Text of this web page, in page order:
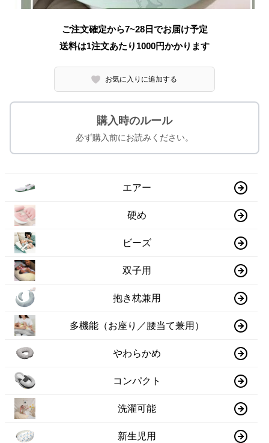
ご注文確定から7~28日でお届け予定
送料は1注文あたり 1000円かかります
お気に入りに追加する
購入時のルール
必ず購入前にお読みください。
エアー
硬め
ビーズ
双子用
抱き枕兼用
多機能（お座り／腰当て兼用）
やわらかめ
コンパクト
洗濯可能
新生児用